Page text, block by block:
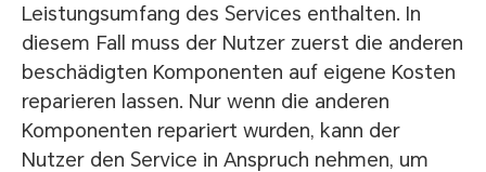
Leistungsumfang des Services enthalten. In
diesem Fall muss der Nutzer zuerst die anderen
beschädigten Komponenten auf eigene Kosten
reparieren lassen. Nur wenn die anderen
Komponenten repariert wurden, kann der
Nutzer den Service in Anspruch nehmen, um